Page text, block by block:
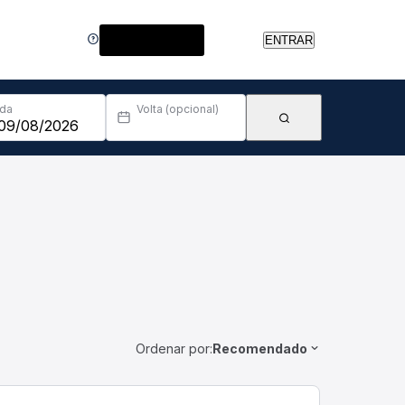
ENTRAR
Volta (opcional)
Ordenar por:Recomendado